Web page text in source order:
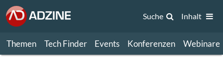
Themen Tech Finder Events Konferenzen Webinare
Suche Inhalt